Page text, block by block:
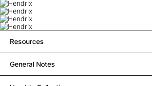
Resources
General Notes